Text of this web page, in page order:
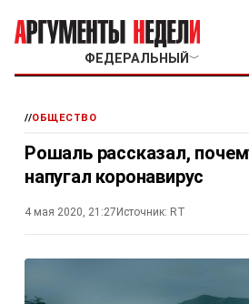
ФЕДЕРАЛЬНЫЙ ﹀
//ОБЩЕСТВО
Рошаль рассказал,
напугал коронавирус
4 мая 2020, 21:27 Источник: RT